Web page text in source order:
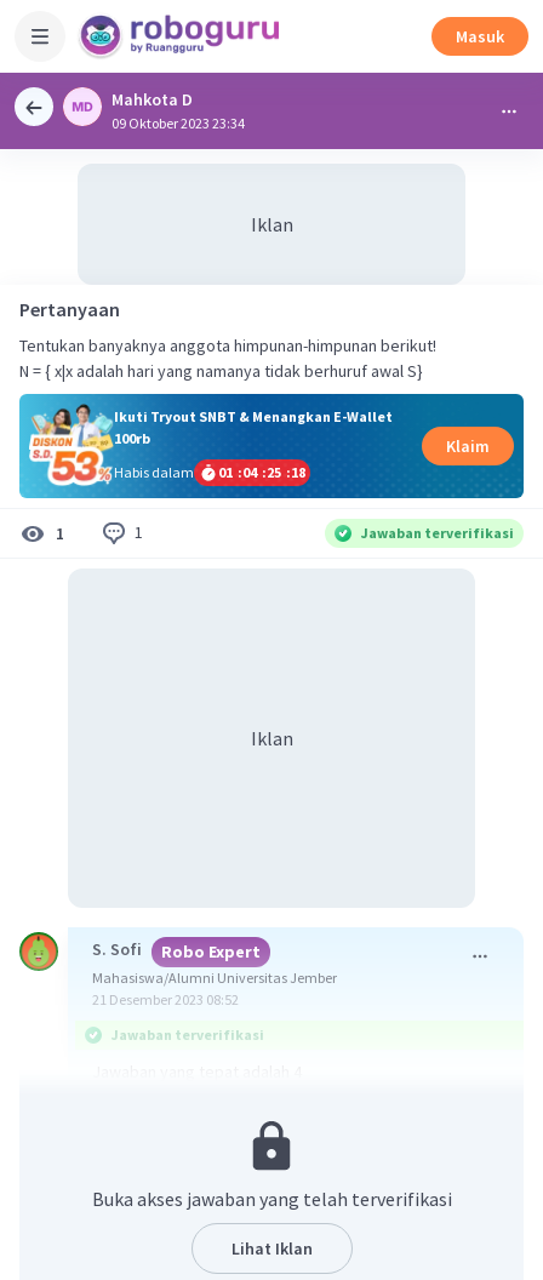
Masuk
Mahkota D
09 Oktober 2023 23:34
Iklan
Pertanyaan
Tentukan banyaknya anggota himpunan-himpunan berikut!
N = { x|x adalah hari yang namanya tidak berhuruf awal S}
Ikuti Tryout SNBT & Menangkan E-Wallet
100rb
Habis dalam
01 :04 :25 :18
Klaim
1 1 Jawaban terverifikasi
Iklan
S. Sofi Robo Expert
Mahasiswa/Alumni Universitas Jember
21 Desember 2023 08:52
Jawaban terverifikasi
Jika A adalah himpunan, maka banyaknya anggota
himpunan A dapat disimbolkan dengan n(A)
N = { x|x adalah hari yang namanya tidak berhuruf awal S}
= {Rabu, Kamis, Jumat, Minggu}
Buka akses jawaban yang telah terverifikasi
Lihat Iklan